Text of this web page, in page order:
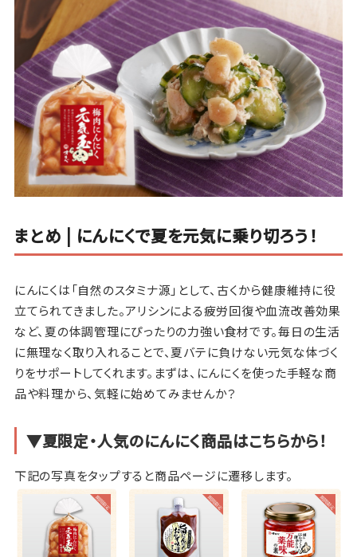
まとめ | にんにくで夏を元気に乗り切ろう！
にんにくは「自然のスタミナ源」として、古くから健康維持に役
立てられてきました。アリシンによる疲労回復や血流改善効果
など、夏の体調管理にぴったりの力強い食材です。毎日の生活
に無理なく取り入れることで、夏バテに負けない元気な体づく
りをサポートしてくれます。まずは、にんにくを使った手軽な商
品や料理から、気軽に始めてみませんか？
▼夏限定・人気のにんにく商品はこちらから！
下記の写真をタップすると商品ページに遷移します。